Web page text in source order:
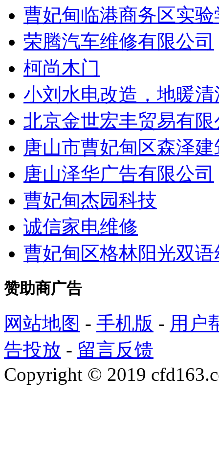
曹妃甸临港商务区实验
荣腾汽车维修有限公司
柯尚木门
小刘水电改造，地暖清
北京金世宏丰贸易有
唐山市曹妃甸区森泽
唐山泽华广告有限公司
曹妃甸杰园科技
诚信家电维修
曹妃甸区格林阳光双
赞助商广告
网站地图 - 手机版 - 用户
告投放 - 留言反馈
Copyright © 2019